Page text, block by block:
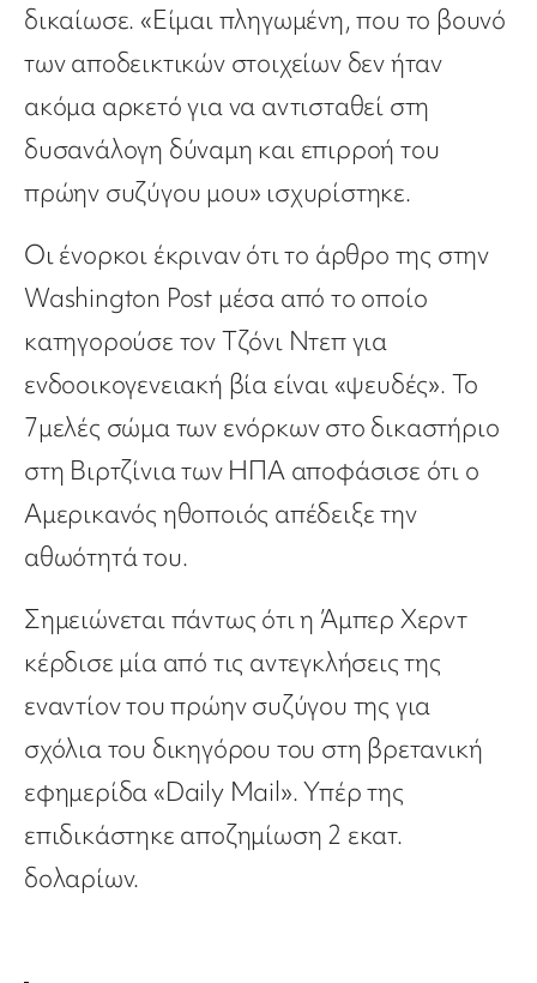
δικαίωσε. «Είμαι πληγωμένη, που το βουνό
των αποδεικτικών στοιχείων δεν ήταν
ακόμα αρκετό για να αντισταθεί στη
δυσανάλογη δύναμη και επιρροή του
πρώην συζύγου μου» ισχυρίστηκε.
Οι ένορκοι έκριναν ότι το άρθρο της στην
Washington Post μέσα από το οποίο
κατηγορούσε τον Τζόνι Ντεπ για
ενδοοικογενειακή βία είναι «ψευδές». Το
7μελές σώμα των ενόρκων στο δικαστήριο
στη Βιρτζίνια των ΗΠΑ αποφάσισε ότι ο
Αμερικανός ηθοποιός απέδειξε την
αθωότητά του.
Σημειώνεται πάντως ότι η Άμπερ Χερντ
κέρδισε μία από τις αντεγκλήσεις της
εναντίον του πρώην συζύγου της για
σχόλια του δικηγόρου του στη βρετανική
εφημερίδα «Daily Mail». Υπέρ της
επιδικάστηκε αποζημίωση 2 εκατ.
δολαρίων.